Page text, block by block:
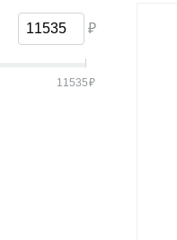
₽
11535₽